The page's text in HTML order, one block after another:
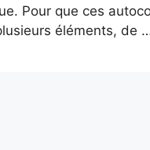
Pour que ces
éléments, de